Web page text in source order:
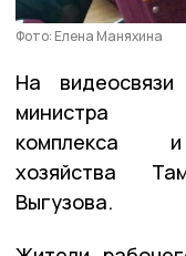
Фото: Елена Маняхина
На
министра
комплекса и
хозяйства
Выгузова.